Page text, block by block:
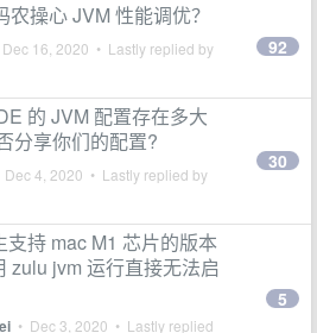
操心 JVM 性能调优？
Dec 16, 2020 • Lastly replied by 92
的 JVM 配置存在多大
分享你们的配置?
Dec 4, 2020 • Lastly replied by
30
持 mac M1 芯片的版本
zulu jvm 运行直接无法启
• Dec 3, 2020 • Lastly replied
5